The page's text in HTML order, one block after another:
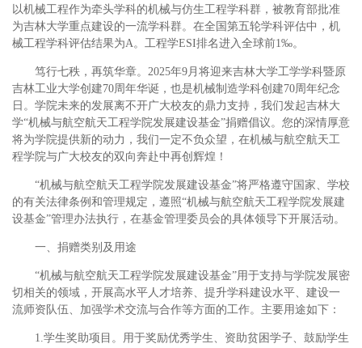
以机械工程作为牵头学科的机械与仿生工程学科群，被教育部批准
为吉林大学重点建设的一流学科群。在全国第五轮学科评估中，机
械工程学科评估结果为A。工程学ESI排名进入全球前1‰。
笃行七秩，再筑华章。2025年9月将迎来吉林大学工学学科暨原
吉林工业大学创建70周年华诞，也是机械制造学科创建70周年纪念
日。学院未来的发展离不开广大校友的鼎力支持，我们发起吉林大
学“机械与航空航天工程学院发展建设基金”捐赠倡议。您的深情厚意
将为学院提供新的动力，我们一定不负众望，在机械与航空航天工
程学院与广大校友的双向奔赴中再创辉煌！
“机械与航空航天工程学院发展建设基金”将严格遵守国家、学校
的有关法律条例和管理规定，遵照“机械与航空航天工程学院发展建
设基金”管理办法执行，在基金管理委员会的具体领导下开展活动。
一、捐赠类别及用途
“机械与航空航天工程学院发展建设基金”用于支持与学院发展密
切相关的领域，开展高水平人才培养、提升学科建设水平、建设一
流师资队伍、加强学术交流与合作等方面的工作。主要用途如下：
1.学生奖助项目。用于奖励优秀学生、资助贫困学子、鼓励学生